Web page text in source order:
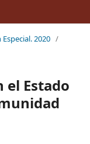
2020 /
el Estado